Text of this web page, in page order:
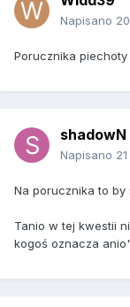
Napisano
Porucznika piechoty
shadowN
Napisano
Na porucznika to by
Tanio w tej kwestii
kogoś oznacza